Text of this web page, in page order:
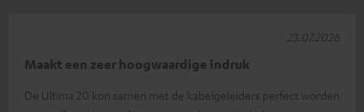
Maakt een zeer hoogwaardige indruk
De Ultima 20 kon samen met de kabelgeleiders perfect worden
23.07.2026